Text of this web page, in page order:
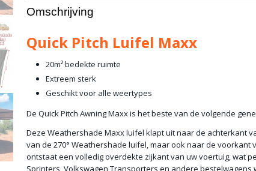
Productcode leverancier
Netto gewicht
Omschrijving
Quick Pitch Luifel Maxx
20m² bedekte ruimte
Extreem sterk
Geschikt voor alle weertypes
De Quick Pitch Awning Maxx is het beste van de volgende
Deze Weathershade Maxx luifel klapt uit naar de achterkant
van de 270° Weathershade luifel, maar ook naar de voorkant
ontstaat een volledig overdekte zijkant van uw voertuig, wat
Sprinters, Volkswagen Transporters en andere bestelwagens